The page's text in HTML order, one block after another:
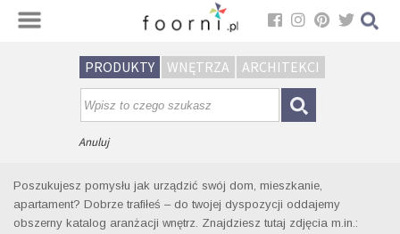
PRODUKTY WNĘTRZA ARCHITEKCI
Anuluj
Wyniki wyszukiwania wnętrz dla
tagu: zabudowa wnęki
Poszukujesz pomysłu jak urządzić swój dom, mieszkanie,
apartament? Dobrze trafiłeś – do twojej dyspozycji oddajemy
obszerny katalog aranżacji wnętrz. Znajdziesz tutaj zdjęcia m.in.: